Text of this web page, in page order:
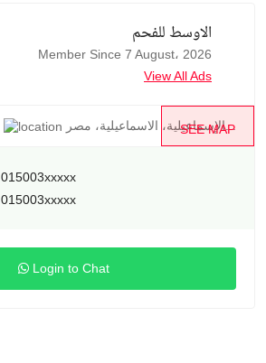
الاوسط للفحم
Member Since 7 August، 2026
View All Ads
SEE MAP
الإسماعيلية، الاسماعيلية، مصر...
015003xxxxx
015003xxxxx
Login to Chat